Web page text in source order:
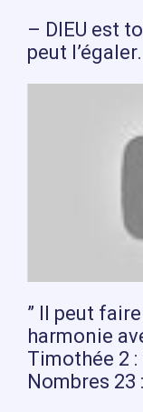
– DIEU est
peut l’égaler.
” Il peut
harmonie
Timothée 2 :
Nombres 23